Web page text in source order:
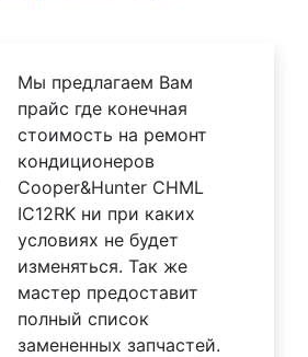
Мы предлагаем Вам
прайс где конечная
стоимость на ремонт
кондиционеров
Cooper&Hunter CHML
IC12RK ни при каких
условиях не будет
изменяться. Так же
мастер предоставит
полный список
замененных запчастей.